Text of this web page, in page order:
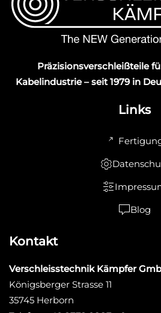
Präzisionsverschleißteile
Kabelindustrie – seit 1979 in
Links
Blog
Kontakt
Verschleisstechnik Kämpfer
Königsberger Strasse 11
35745 Herborn